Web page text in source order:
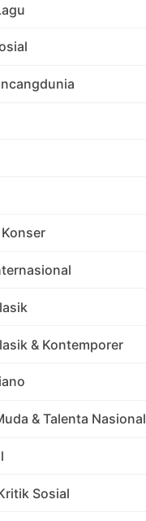
& Kontemporer
& Talenta Nasional
Sosial